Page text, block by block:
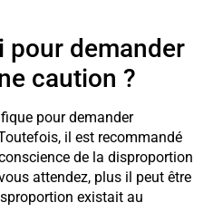
pour demander
caution ?
pour demander
il est recommandé
de la disproportion
attendez, plus il peut être
existait au